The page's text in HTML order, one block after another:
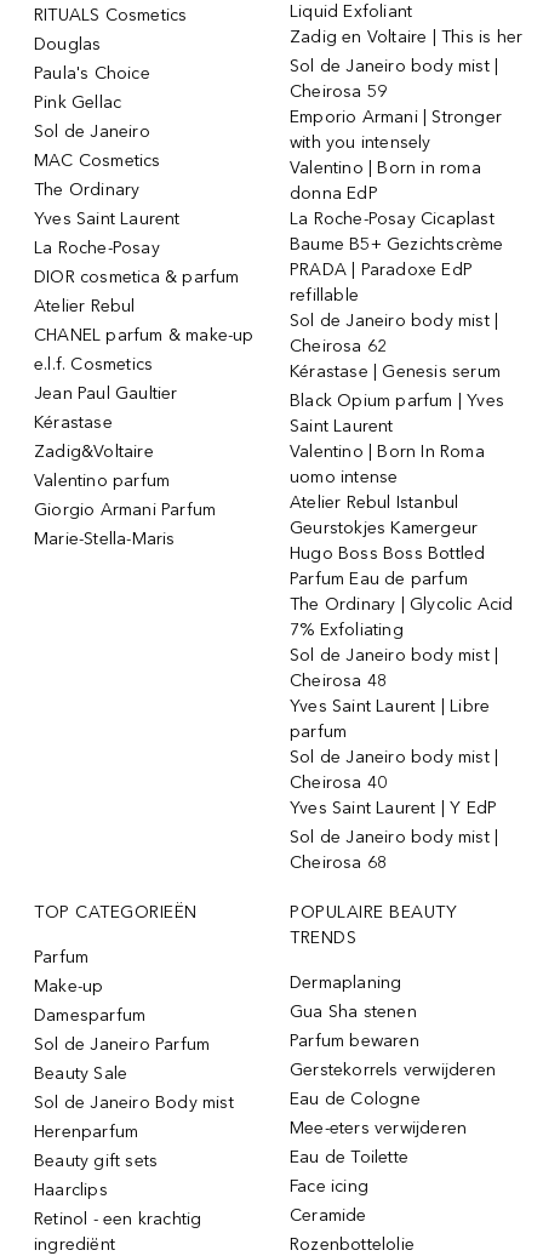
RITUALS Cosmetics
Douglas
Paula's Choice
Pink Gellac
Sol de Janeiro
MAC Cosmetics
The Ordinary
Yves Saint Laurent
La Roche-Posay
DIOR cosmetica & parfum
Atelier Rebul
CHANEL parfum & make-up
e.l.f. Cosmetics
Jean Paul Gaultier
Kérastase
Zadig&Voltaire
Valentino parfum
Giorgio Armani Parfum
Marie-Stella-Maris
Liquid Exfoliant
Zadig en Voltaire | This is her
Sol de Janeiro body mist |
Cheirosa 59
Emporio Armani | Stronger
with you intensely
Valentino | Born in roma
donna EdP
La Roche-Posay Cicaplast
Baume B5+ Gezichtscrème
PRADA | Paradoxe EdP
refillable
Sol de Janeiro body mist |
Cheirosa 62
Kérastase | Genesis serum
Black Opium parfum | Yves
Saint Laurent
Valentino | Born In Roma
uomo intense
Atelier Rebul Istanbul
Geurstokjes Kamergeur
Hugo Boss Boss Bottled
Parfum Eau de parfum
The Ordinary | Glycolic Acid
7% Exfoliating
Sol de Janeiro body mist |
Cheirosa 48
Yves Saint Laurent | Libre
parfum
Sol de Janeiro body mist |
Cheirosa 40
Yves Saint Laurent | Y EdP
Sol de Janeiro body mist |
Cheirosa 68
TOP CATEGORIEËN
Parfum
Make-up
Damesparfum
Sol de Janeiro Parfum
Beauty Sale
Sol de Janeiro Body mist
Herenparfum
Beauty gift sets
Haarclips
Retinol - een krachtig
ingrediënt
POPULAIRE BEAUTY
TRENDS
Dermaplaning
Gua Sha stenen
Parfum bewaren
Gerstekorrels verwijderen
Eau de Cologne
Mee-eters verwijderen
Eau de Toilette
Face icing
Ceramide
Rozenbottelolie